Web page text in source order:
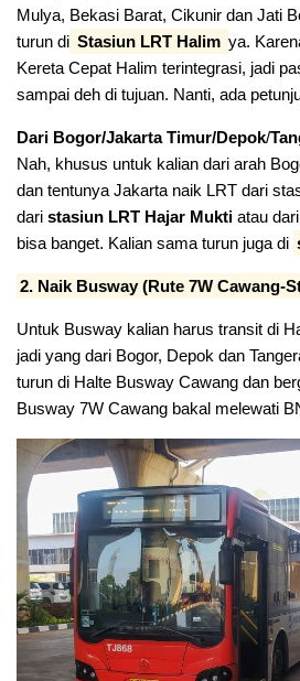
Mulya, Bekasi Barat, Cikunir dan Jati
turun di Stasiun LRT Halim ya.
Kereta Cepat Halim terintegrasi, jadi
sampai deh di tujuan. Nanti, ada
Dari Bogor/Jakarta Timur/Depok/
Nah, khusus untuk kalian dari arah
dan tentunya Jakarta naik LRT dari
dari stasiun LRT Hajar Mukti atau dari
bisa banget. Kalian sama turun juga di
2. Naik Busway (Rute 7W Cawang-
Untuk Busway kalian harus transit di
jadi yang dari Bogor, Depok dan
turun di Halte Busway Cawang dan
Busway 7W Cawang bakal melewati